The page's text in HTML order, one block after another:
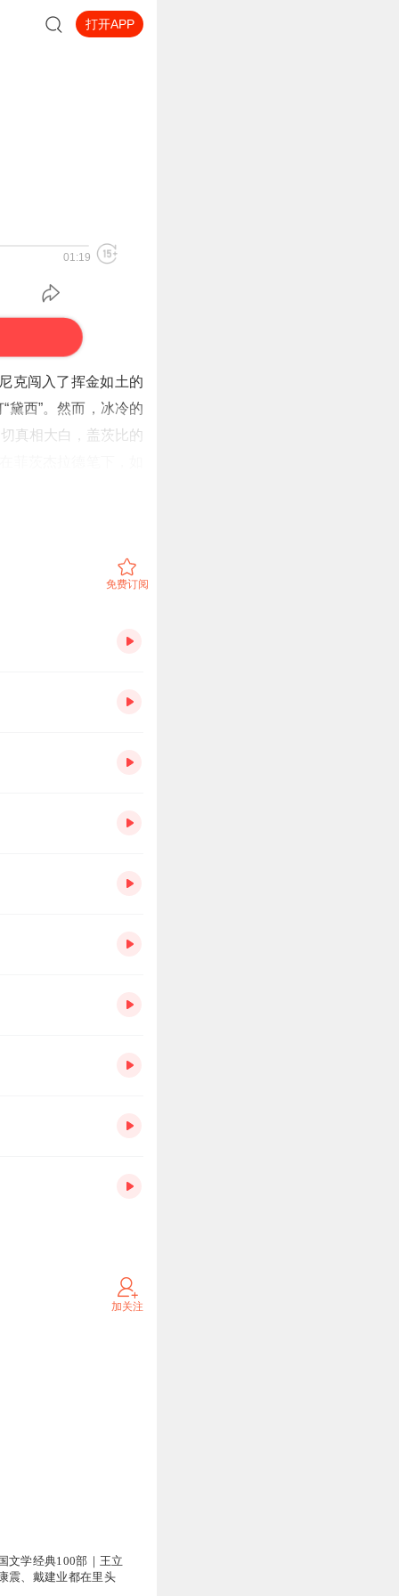
打开APP
01:19
克闯入了挥金如土的
黛西”。然而，冰冷的
真相大白，盖茨比的
位，傲然跻身当代经
免费订阅
加关注
文学经典100部｜王立
震、戴建业都在里头